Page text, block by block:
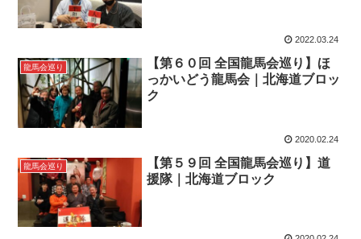
2022.03.24
龍馬会巡り
【第６０回 全国龍馬会巡り】ほ
っかいどう龍馬会｜北海道ブロッ
ク
2020.02.24
龍馬会巡り
【第５９回 全国龍馬会巡り】道
援隊｜北海道ブロック